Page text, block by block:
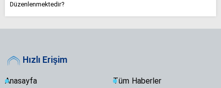
Düzenlenmektedir?
Hızlı Erişim
Anasayfa
Tüm Haberler